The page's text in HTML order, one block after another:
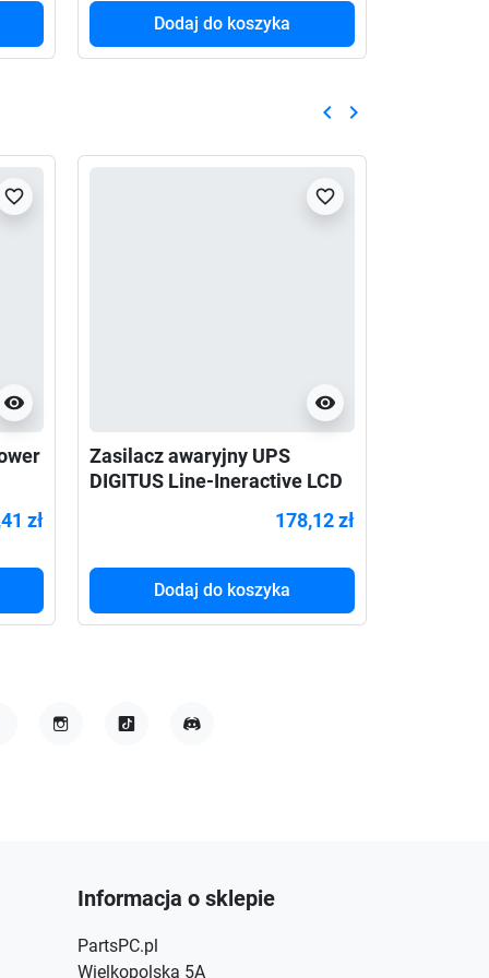
Dodaj do koszyka
Poprzedni
keyboard_arrow_left Następny
keyboard_arrow_right
visibility
favorite_border
zł
visibility
favorite_border
Zasilacz awaryjny UPS
DIGITUS Line-Ineractive LCD
178,12 zł
Dodaj do koszyka
Informacja o sklepie
PartsPC.pl
Wielkopolska 5A